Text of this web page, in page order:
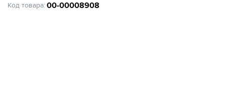
Код товара: 00-00008908